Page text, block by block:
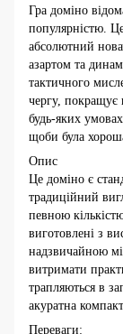
Гра доміно
популярністю.
абсолютний
азартом та
тактичного
чергу,
будь-яких
щоби була
Опис
Це доміно є
традиційний
певною
виготовлені з
надзвичайною
витримати
трапляються в
акуратна
Переваги: